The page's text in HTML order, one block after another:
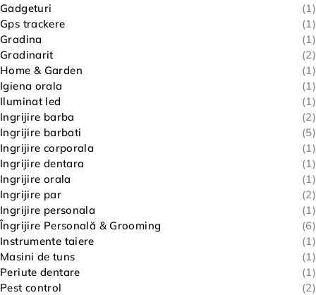
Gadgeturi
(1)
Gps trackere
(1)
Gradina
(1)
Gradinarit
(2)
Home & Garden
(1)
Igiena orala
(1)
Iluminat led
(1)
Ingrijire barba
(2)
Ingrijire barbati
(5)
Ingrijire corporala
(1)
Ingrijire dentara
(1)
Ingrijire orala
(1)
Ingrijire par
(2)
Ingrijire personala
(1)
Îngrijire Personală & Grooming
(6)
Instrumente taiere
(1)
Masini de tuns
(1)
Periute dentare
(1)
Pest control
(2)